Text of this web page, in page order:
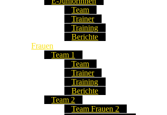
Team
Trainer
Training
Berichte
Frauen
Team 1
Team
Trainer
Training
Berichte
Team 2
Team Frauen 2